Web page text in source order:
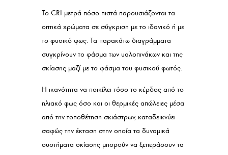
Το CRI μετρά πόσο πιστά παρουσιάζονται τα
οπτικά χρώματα σε σύγκριση με το ιδανικό ή με
το φυσικό φως. Τα παρακάτω διαγράμματα
συγκρίνουν το φάσμα των υαλοπινάκων και της
σκίασης μαζί με το φάσμα του φυσικού φωτός.
Η ικανότητα να ποικίλει τόσο το κέρδος από το
ηλιακό φως όσο και οι θερμικές απώλειες μέσα
από την τοποθέτηση σκιάστρων, καταδεικνύει
σαφώς την έκταση στην οποία τα δυναμικά
συστήματα σκίασης μπορούν να ξεπεράσουν τα